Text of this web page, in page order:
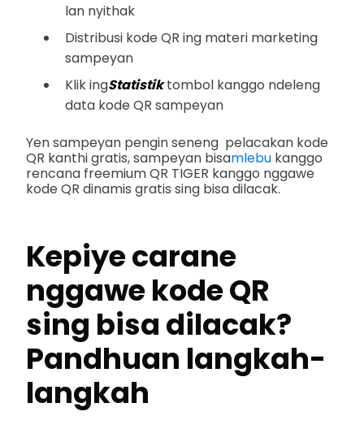
lan nyithak
Distribusi kode QR ing materi marketing
sampeyan
Klik ingStatistiktombol kanggo ndeleng
data kode QR sampeyan
Yen sampeyan pengin seneng pelacakan kode
QR kanthi gratis, sampeyan bisamlebu kanggo
rencana freemium QR TIGER kanggo nggawe
kode QR dinamis gratis sing bisa dilacak.
Kepiye carane
nggawe kode QR
sing bisa dilacak?
Pandhuan langkah-
langkah